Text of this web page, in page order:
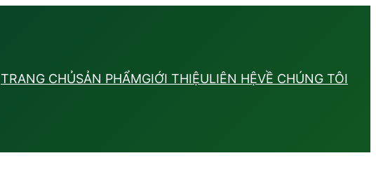
TRANG CHỦSẢN PHẨMGIỚI THIỆULIÊN HỆVỀ CHÚNG TÔI